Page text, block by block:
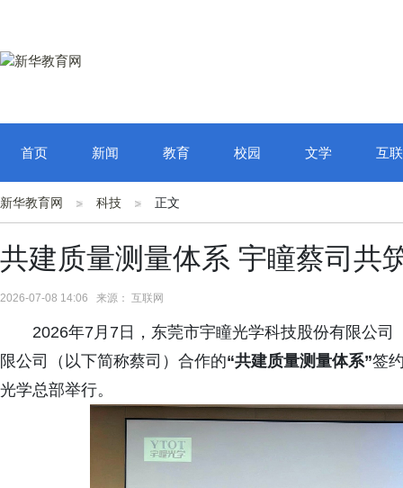
首页 新闻 教育 校园 文学 互
新华教育网 科技 正文
共建质量测量体系 宇瞳蔡司共
2026-07-08 14:06 来源： 互联网
2026年7月7日，东莞市宇瞳光学科技股份有限公
限公司（以下简称蔡司）合作的“共建质量测量体系”签
光学总部举行。